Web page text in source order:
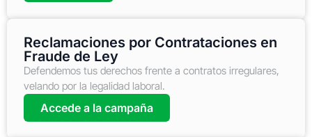
Reclamaciones por Contrataciones en
Fraude de Ley
Defendemos tus derechos frente a contratos irregulares,
velando por la legalidad laboral.
Accede a la campaña